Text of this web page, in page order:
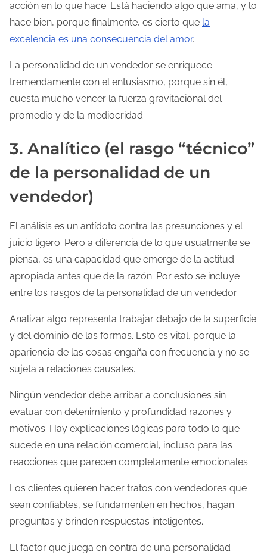
acción en lo que hace. Está haciendo algo que ama, y lo
hace bien, porque finalmente, es cierto que la
excelencia es una consecuencia del amor.
La personalidad de un vendedor se enriquece
tremendamente con el entusiasmo, porque sin él,
cuesta mucho vencer la fuerza gravitacional del
promedio y de la mediocridad.
3. Analítico (el rasgo “técnico”
de la personalidad de un
vendedor)
El análisis es un antídoto contra las presunciones y el
juicio ligero. Pero a diferencia de lo que usualmente se
piensa, es una capacidad que emerge de la actitud
apropiada antes que de la razón. Por esto se incluye
entre los rasgos de la personalidad de un vendedor.
Analizar algo representa trabajar debajo de la superficie
y del dominio de las formas. Esto es vital, porque la
apariencia de las cosas engaña con frecuencia y no se
sujeta a relaciones causales.
Ningún vendedor debe arribar a conclusiones sin
evaluar con detenimiento y profundidad razones y
motivos. Hay explicaciones lógicas para todo lo que
sucede en una relación comercial, incluso para las
reacciones que parecen completamente emocionales.
Los clientes quieren hacer tratos con vendedores que
sean confiables, se fundamenten ​​en hechos, hagan
preguntas y brinden respuestas inteligentes.
El factor que juega en contra de una personalidad